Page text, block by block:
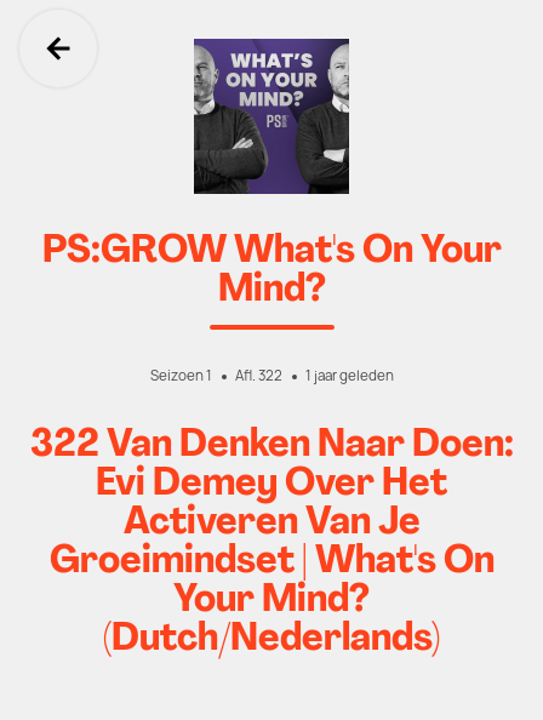
Ga terug
PS:GROW What's On Your
Mind?
Seizoen 1 Afl. 322 1 jaar geleden
322 Van Denken Naar Doen:
Evi Demey Over Het
Activeren Van Je
Groeimindset | What's On
Your Mind?
(Dutch/Nederlands)